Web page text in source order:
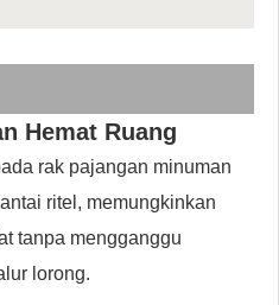
Hemat Ruang
rak pajangan minuman
ritel, memungkinkan
tanpa mengganggu
lorong.